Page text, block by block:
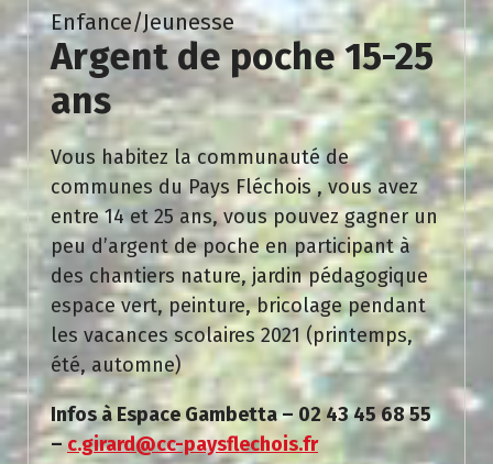
Enfance/Jeunesse
Argent de poche 15-25
ans
Vous habitez la communauté de
communes du Pays Fléchois , vous avez
entre 14 et 25 ans, vous pouvez gagner un
peu d’argent de poche en participant à
des chantiers nature, jardin pédagogique
espace vert, peinture, bricolage pendant
les vacances scolaires 2021 (printemps,
été, automne)
Infos à Espace Gambetta – 02 43 45 68 55
–c.girard@cc-paysflechois.fr